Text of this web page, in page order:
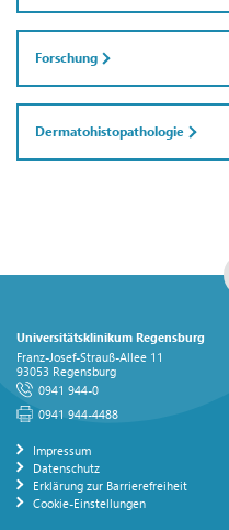
Forschung
Dermatohistopathologie
Universitätsklinikum Regensburg
Franz-Josef-Strauß-Allee 11
93053 Regensburg
0941 944-0
0941 944-4488
Impressum
Datenschutz
Erklärung zur Barrierefreiheit
Cookie-Einstellungen